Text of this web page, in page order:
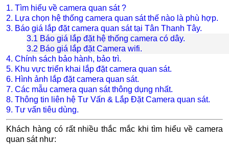
1. Tìm hiểu về camera quan sát ?
2. Lựa chọn hệ thống camera quan sát thế nào là phù hợp.
3. Báo giá lắp đặt camera quan sát tại Tân Thanh Tây.
3.1 Báo giá lắp đặt hệ thống camera có dây.
3.2 Báo giá lắp đặt Camera wifi.
4. Chính sách bảo hành, bảo trì.
5. Khu vực triển khai lắp đặt camera quan sát.
6. Hình ảnh lắp đặt camera quan sát.
7. Các mẫu camera quan sát thông dụng nhất.
8. Thông tin liên hệ Tư Vấn & Lắp Đặt Camera quan sát.
9. Tư vấn tiêu dùng.
Khách hàng có rất nhiều thắc mắc khi tìm hiểu về camera
quan sát như: